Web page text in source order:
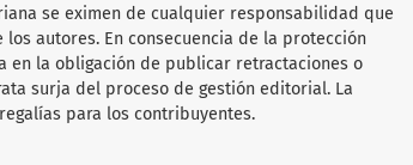
se eximen de cualquier responsabilidad que
autores. En consecuencia de la protección
en la obligación de publicar retractaciones o
surja del proceso de gestión editorial. La
para los contribuyentes.